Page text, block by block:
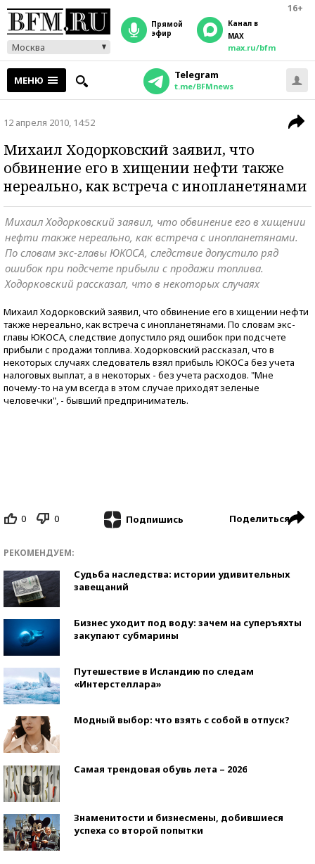
16+
Москва
прямой
эфир
Канал в
MAX
max.ru/bfm
МЕНЮ Telegram
t.me/BFMnews
12 апреля 2010, 14:52
Михаил Ходорковский заявил, что
обвинение его в хищении нефти также
нереально, как встреча с инопланетянами
Михаил Ходорковский заявил, что обвинение его в хищении
нефти также нереально, как встреча с инопланетянами.
По словам экс-главы ЮКОСА, следствие допустило ряд
ошибок при подсчете прибыли с продажи топлива.
Ходорковский рассказал, что в некоторых случаях
Михаил Ходорковский заявил, что обвинение его в хищении нефти
также нереально, как встреча с инопланетянами. По словам экс-
главы ЮКОСА, следствие допустило ряд ошибок при подсчете
прибыли с продажи топлива. Ходорковский рассказал, что в
некоторых случаях следователь взял прибыль ЮКОСа без учета
налоговых выплат, а в некоторых - без учета расходов. "Мне
почему-то на ум всегда в этом случае приходят зеленые
человечки", - бывший предприниматель.
0 0 Подпишись Поделиться
РЕКОМЕНДУЕМ:
Судьба наследства: истории удивительных
завещаний
Бизнес уходит под воду: зачем на суперъяхты
закупают субмарины
Путешествие в Исландию по следам
«Интерстеллара»
Модный выбор: что взять с собой в отпуск?
Самая трендовая обувь лета – 2026
Знаменитости и бизнесмены, добившиеся
успеха со второй попытки